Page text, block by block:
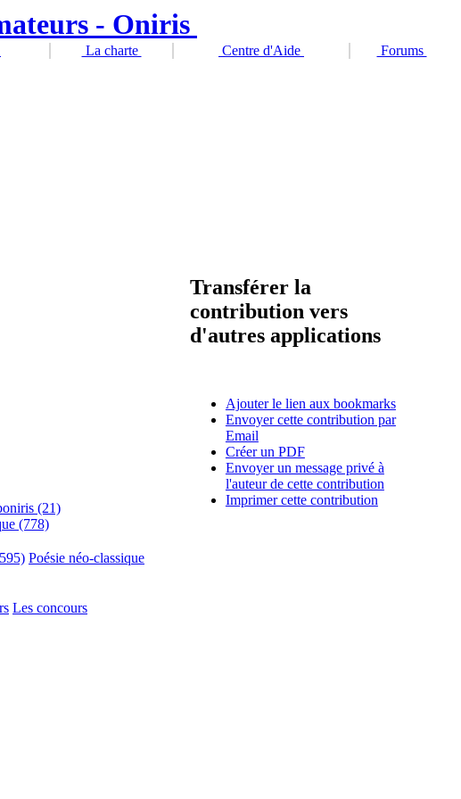
La charte Centre d'Aide
Forums
(21)
(778)
Poésie néo-classique
Les concours
Transférer la
contribution vers
d'autres applications
Ajouter le lien aux bookmarks
Envoyer cette contribution par
Email
Créer un PDF
Envoyer un message privé à
l'auteur de cette contribution
Imprimer cette contribution